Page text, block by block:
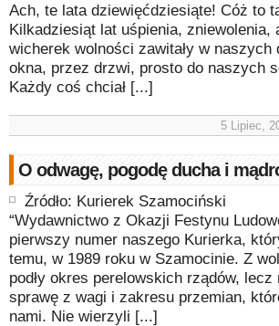
Ach, te lata dziewięćdziesiąte! Cóż to
Kilkadziesiąt lat uśpienia, zniewolenia,
wicherek wolności zawitały w naszych
okna, przez drzwi, prosto do naszych
Każdy coś chciał [...]
5 Lipiec,
O odwagę, pogodę ducha i
Źródło: Kurierek Szamociński
“Wydawnictwo z Okazji Festynu
pierwszy numer naszego Kurierka,
temu, w 1989 roku w Szamocinie. Z
podły okres perelowskich rządów,
sprawę z wagi i zakresu przemian,
nami. Nie wierzyli [...]